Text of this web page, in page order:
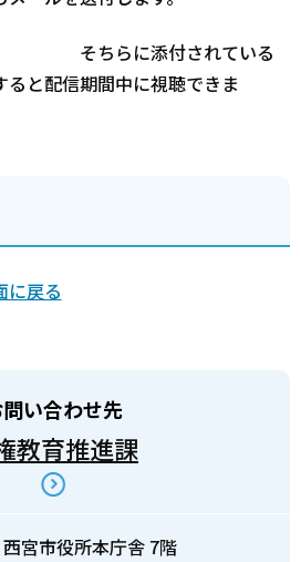
付されている
と配信期間中に視聴できま
に戻る
い合わせ先
教育推進課
宮市役所本庁舎 7階